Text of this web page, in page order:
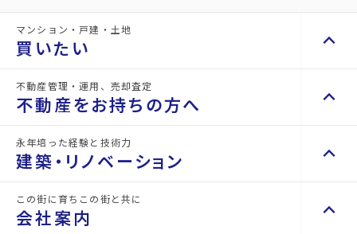
マンション・戸建・土地
買いたい keyboard_arrow_up
不動産を買いたい方へ keyboard_arrow_right
space_dashboard
戸建てを探す keyboard_arrow_right
不動産管理・運用、売却査定
不動産をお持ちの方へ keyboard_arrow_up
不動産をお持ちの方へ keyboard_arrow_right
山一地所の賃貸管理 keyboard_arrow_right
損害保険・生命保険代理店
永年培った経験と技術力
建築・リノベーション keyboard_arrow_up
建築・リノベーション keyboard_arrow_right
この街に育ちこの街と共に
会社案内 keyboard_arrow_up
西線/連坊駅
サンセールⅡ